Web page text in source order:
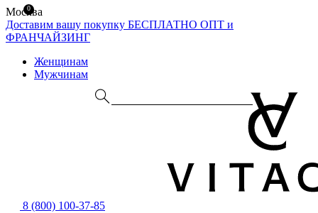
Москва
Доставим вашу покупку БЕСПЛАТНО ОПТ и
ФРАНЧАЙЗИНГ
Женщинам
Мужчинам
8 (800) 100-37-85
0